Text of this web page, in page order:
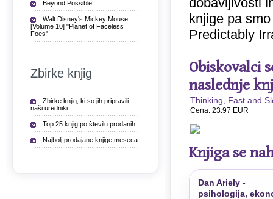
knjige pa
Predictably
Obiskovalci
naslednje
Thinking, Fast and
Cena: 23.97 EUR
Knjiga se
D
Dan Ariely -
psihologija,
Beyond Possible
Walt Disney's Mickey Mouse.
[Volume 10] "Planet of Faceless
Foes"
Zbirke knjig
Zbirke knjig, ki so jih pripravili
naši uredniki
Top 25 knjig po številu prodanih
Najbolj prodajane knjige meseca